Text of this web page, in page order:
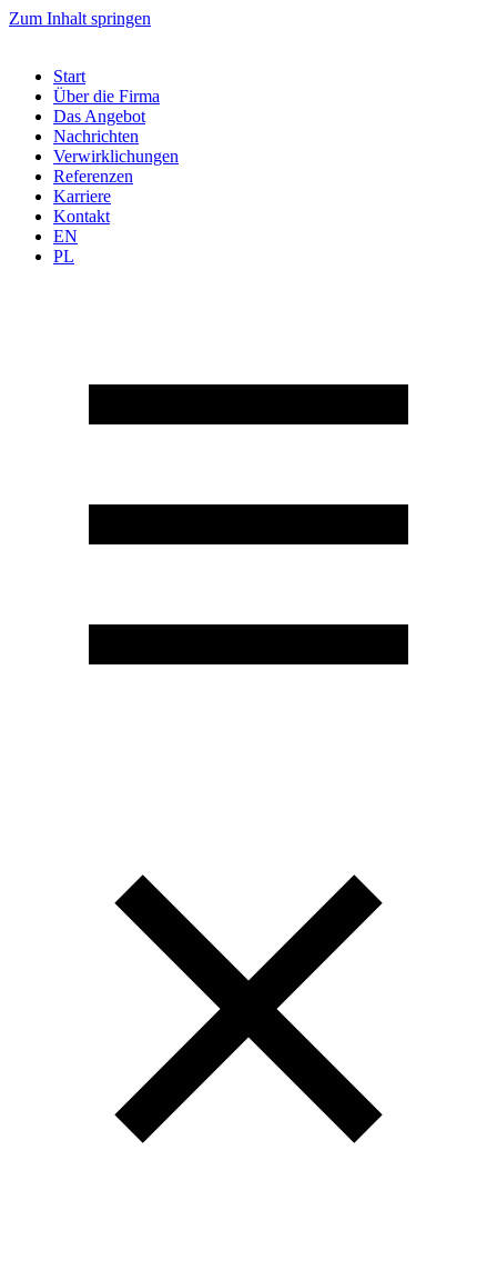
Zum Inhalt springen
Start
Über die Firma
Das Angebot
Nachrichten
Verwirklichungen
Referenzen
Karriere
Kontakt
EN
PL